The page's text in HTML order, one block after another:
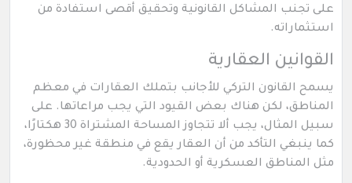
على تجنب المشاكل القانونية وتحقيق أقصى استفادة من
استثماراته.
القوانين العقارية
يسمح القانون التركي للأجانب بتملك العقارات في معظم
المناطق، لكن هناك بعض القيود التي يجب مراعاتها. على
سبيل المثال، يجب ألا تتجاوز المساحة المشتراة 30 هكتارًا،
كما ينبغي التأكد من أن العقار يقع في منطقة غير محظورة،
مثل المناطق العسكرية أو الحدودية.